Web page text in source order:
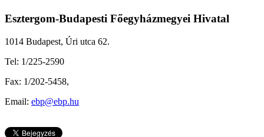
Esztergom-Budapesti Főegyházmegyei Hivatal
1014 Budapest, Úri utca 62.
Tel: 1/225-2590
Fax: 1/202-5458,
Email: ebp@ebp.hu